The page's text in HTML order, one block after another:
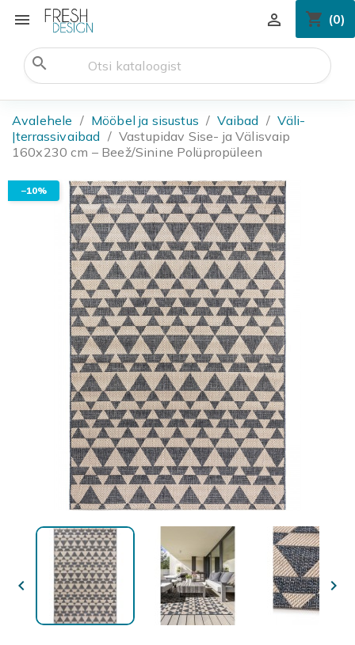
 shopping_cart (0)

search
Avalehele Mööbel ja sisustus Vaibad
Väli-
|terrassivaibad
Vastupidav Sise- ja Välisvaip
160x230 cm – Beež/Sinine Polüpropüleen
−10%
 